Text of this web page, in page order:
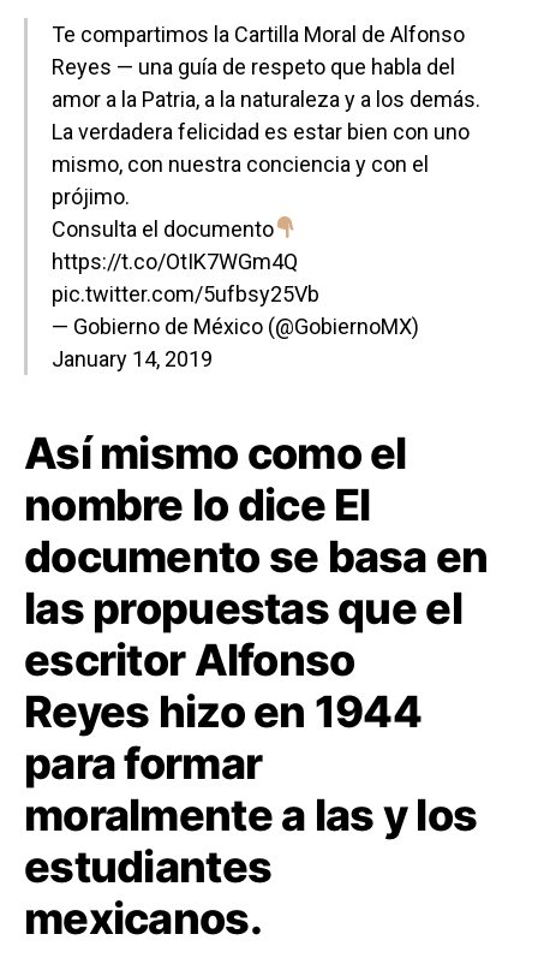
Te compartimos la Cartilla Moral de Alfonso
Reyes — una guía de respeto que habla del
amor a la Patria, a la naturaleza y a los demás.
La verdadera felicidad es estar bien con uno
mismo, con nuestra conciencia y con el
prójimo.
Consulta el documento
https://t.co/OtIK7WGm4Q
pic.twitter.com/5ufbsy25Vb
— Gobierno de México (@GobiernoMX)
January 14, 2019
Así mismo como el
nombre lo dice El
documento se basa en
las propuestas que el
escritor Alfonso
Reyes hizo en 1944
para formar
moralmente a las y los
estudiantes
mexicanos.